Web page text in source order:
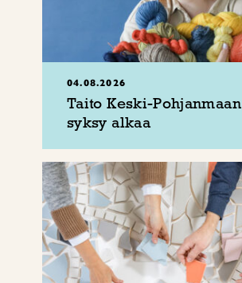
04.08.2026
Taito Keski-
syksy alkaa